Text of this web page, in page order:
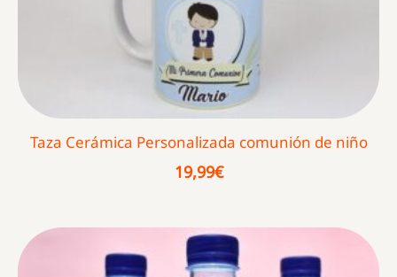
Taza Cerámica Personalizada comunión de niño
19,99€